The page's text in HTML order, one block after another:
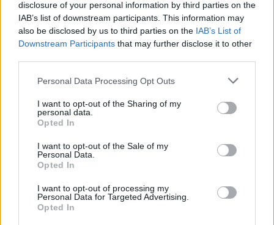
disclosure of your personal information by third parties on the
IAB’s list of downstream participants. This information may
also be disclosed by us to third parties on the IAB’s List of
Downstream Participants that may further disclose it to other
Please note that this website/app uses one or more Google
not limited to your visit or usage behaviour. You may click to
grant or deny consent to Google and its third-party tags to
use your data for below specified purposes in below Google
consent section.
Personal Data Processing Opt Outs
I want to opt-out of the Sharing of my
personal data.
Opted In
I want to opt-out of the Sale of my
Personal Data.
Opted In
I want to opt-out of processing my
Personal Data for Targeted Advertising.
Opted In
World of Warcraft: Mists of Pandaria
του τη νέα φυλή Pandaren, νέο Monk class, νέα ήπειρο
για να εξερευνήσετε και αρκετές νέες λειτουργίες,
τον χαρακτήρα τους μέχρι level 90.